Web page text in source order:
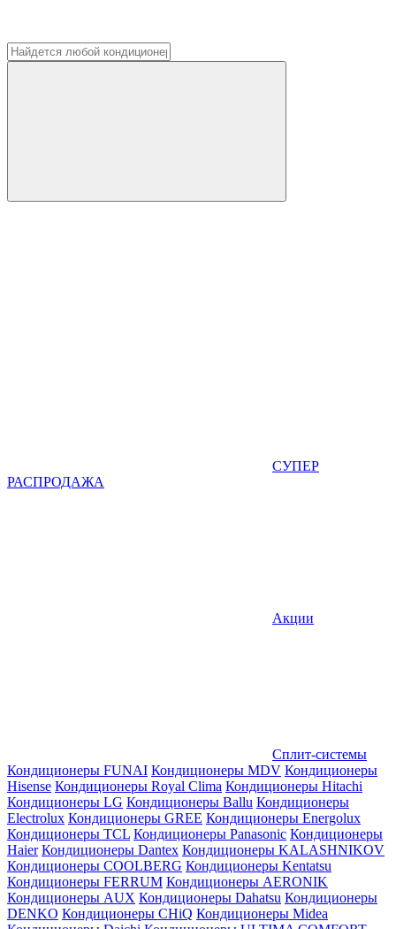
СУПЕР
РАСПРОДАЖА
Акции
Сплит-системы
Кондиционеры FUNAI Кондиционеры MDV Кондиционеры
Hisense Кондиционеры Royal Clima Кондиционеры Hitachi
Кондиционеры LG Кондиционеры Ballu Кондиционеры
Electrolux Кондиционеры GREE Кондиционеры Energolux
Кондиционеры TCL Кондиционеры Panasonic Кондиционеры
Haier Кондиционеры Dantex Кондиционеры KALASHNIKOV
Кондиционеры СOOLBERG Кондиционеры Kentatsu
Кондиционеры FERRUM Кондиционеры AERONIK
Кондиционеры AUX Кондиционеры Dahatsu Кондиционеры
DENKO Кондиционеры CHiQ Кондиционеры Midea